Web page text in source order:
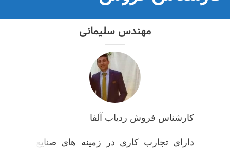
مهندس سلیمانی
کارشناس فروش ردیاب آلفا
دارای تجارب کاری در زمینه های صنایع